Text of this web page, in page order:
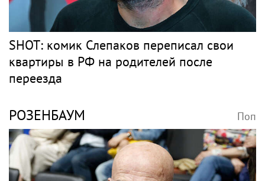
SHOT: комик Слепаков переписал свои
квартиры в РФ на родителей после
переезда
РОЗЕНБАУМ Поп